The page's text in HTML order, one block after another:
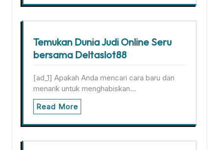
Temukan Dunia Judi Online Seru
bersama Deltaslot88
[ad_1] Apakah Anda mencari cara baru dan
menarik untuk menghabiskan…
Read More